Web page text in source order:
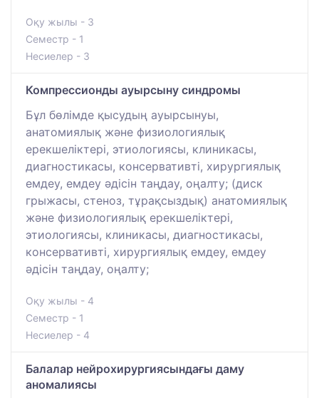
Оқу жылы - 3
Семестр - 1
Несиелер - 3
Компрессионды ауырсыну синдромы
Бұл бөлімде қысудың ауырсынуы,
анатомиялық және физиологиялық
ерекшеліктері, этиологиясы, клиникасы,
диагностикасы, консервативті, хирургиялық
емдеу, емдеу әдісін таңдау, оңалту; (диск
грыжасы, стеноз, тұрақсыздық) анатомиялық
және физиологиялық ерекшеліктері,
этиологиясы, клиникасы, диагностикасы,
консервативті, хирургиялық емдеу, емдеу
әдісін таңдау, оңалту;
Оқу жылы - 4
Семестр - 1
Несиелер - 4
Балалар нейрохирургиясындағы даму
аномалиясы